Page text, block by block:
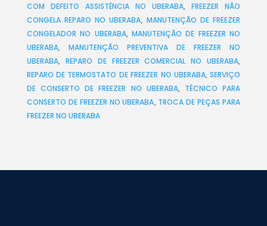
COM DEFEITO ASSISTÊNCIA NO UBERABA,FREEZER NÃO
CONGELA REPARO NO UBERABA, MANUTENÇÃO DE FREEZER
CONGELADOR NO UBERABA, MANUTENÇÃO DE FREEZER NO
UBERABA, MANUTENÇÃO PREVENTIVA DE FREEZER NO
UBERABA, REPARO DE FREEZER COMERCIAL NO UBERABA,
REPARO DE TERMOSTATO DE FREEZER NO UBERABA,SERVIÇO
DE CONSERTO DE FREEZER NO UBERABA, TÉCNICO PARA
CONSERTO DE FREEZER NO UBERABA, TROCA DE PEÇAS PARA
FREEZER NO UBERABA